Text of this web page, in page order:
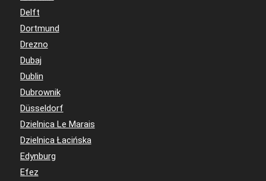
Delft
Dortmund
Drezno
Dubaj
Dublin
Dubrownik
Düsseldorf
Dzielnica Le Marais
Dzielnica Łacińska
Edynburg
Efez